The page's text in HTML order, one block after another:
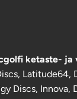
ketaste- ja
Latitude64,
Discs, Innova,